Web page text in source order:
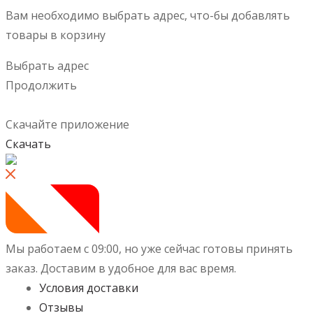
Вам необходимо выбрать адрес, что-бы добавлять
товары в корзину
Выбрать адрес
Продолжить
Скачайте приложение
Скачать
Мы работаем с 09:00, но уже сейчас готовы принять
заказ. Доставим в удобное для вас время.
Условия доставки
Отзывы